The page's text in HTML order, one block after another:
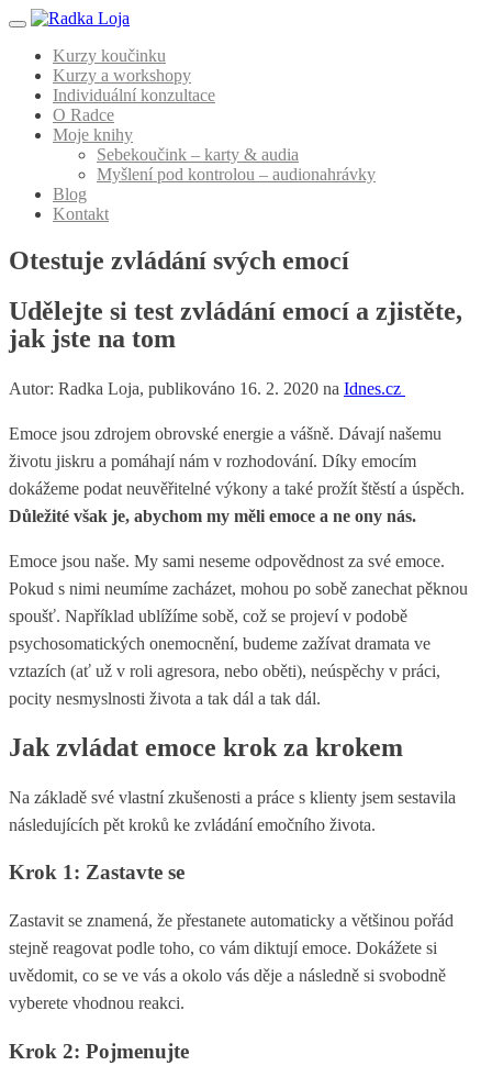
Menu
Kurzy koučinku
Kurzy a workshopy
Individuální konzultace
O Radce
Moje knihy
Sebekoučink – karty & audia
Myšlení pod kontrolou – audionahrávky
Blog
Kontakt
Otestuje zvládání svých emocí
Udělejte si test zvládání emocí a zjistěte,
jak jste na tom
Autor: Radka Loja, publikováno 16. 2. 2020 na Idnes.cz
Emoce jsou zdrojem obrovské energie a vášně. Dávají našemu
životu jiskru a pomáhají nám v rozhodování. Díky emocím
dokážeme podat neuvěřitelné výkony a také prožít štěstí a úspěch.
Důležité však je, abychom my měli emoce a ne ony nás.
Emoce jsou naše. My sami neseme odpovědnost za své emoce.
Pokud s nimi neumíme zacházet, mohou po sobě zanechat pěknou
spoušť. Například ublížíme sobě, což se projeví v podobě
psychosomatických onemocnění, budeme zažívat dramata ve
vztazích (ať už v roli agresora, nebo oběti), neúspěchy v práci,
pocity nesmyslnosti života a tak dál a tak dál.
Jak zvládat emoce krok za krokem
Na základě své vlastní zkušenosti a práce s klienty jsem sestavila
následujících pět kroků ke zvládání emočního života.
Krok 1: Zastavte se
Zastavit se znamená, že přestanete automaticky a většinou pořád
stejně reagovat podle toho, co vám diktují emoce. Dokážete si
uvědomit, co se ve vás a okolo vás děje a následně si svobodně
vyberete vhodnou reakci.
Krok 2: Pojmenujte